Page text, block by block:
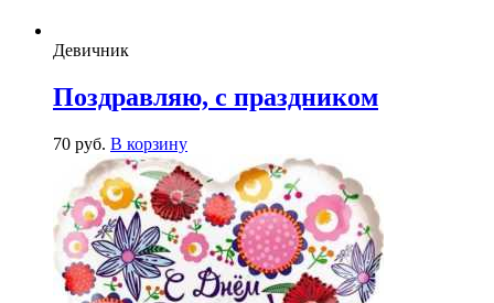
Девичник
Поздравляю, с праздником
70 руб. В корзину